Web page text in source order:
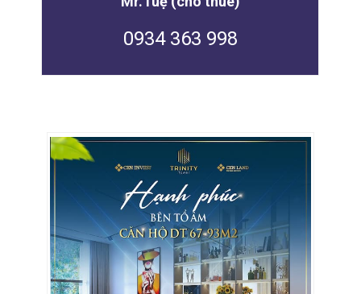
0934 363 998